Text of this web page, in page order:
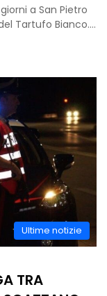
a San Pietro
Tartufo Bianco.…
Ultime notizie
TRA